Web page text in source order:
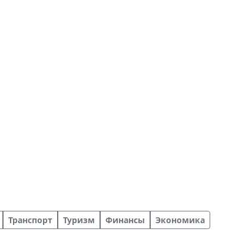
Транспорт Туризм Финансы
Экономика